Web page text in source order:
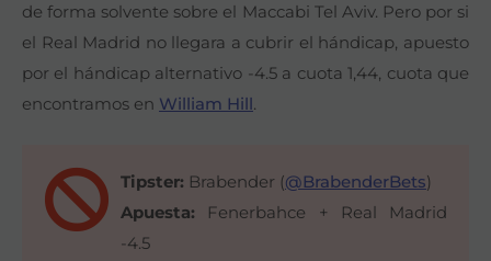
de forma solvente sobre el Maccabi Tel Aviv. Pero por si
el Real Madrid no llegara a cubrir el hándicap, apuesto
por el hándicap alternativo -4.5 a cuota 1,44, cuota que
encontramos en William Hill.
Tipster: Brabender (@BrabenderBets)
Apuesta: Fenerbahce + Real Madrid
-4.5